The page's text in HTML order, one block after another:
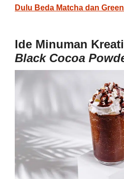
Dulu Beda Matcha dan
Ide Minuman
Black Cocoa